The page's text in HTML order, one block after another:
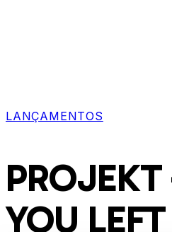
LANÇAMENTOS
YOU